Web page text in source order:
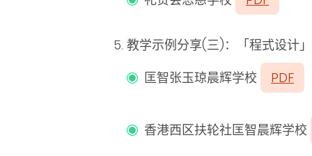
教学示例分享(三)：「程式设计」
匡智张玉琼晨辉学校
PDF
香港西区扶轮社匡智晨辉学校